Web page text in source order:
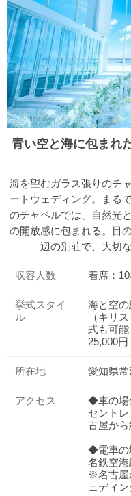
青い空と海に包まれ
海を望むガラス張りのチ
ートウェディング。まる
のチャペルでは、自然光
の開放感に包まれる。目
辺の別荘で、大切
収容人数 着席：
挙式スタイ
ル
海と空
（キリ
式も可
25,000円
所在地 愛知県
アクセス
◆車の場
セント
古屋から
◆電車の
名鉄空
※名古屋
ェディン